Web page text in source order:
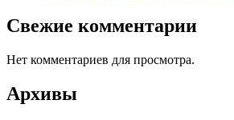
Свежие комментарии
Нет комментариев для просмотра.
Архивы